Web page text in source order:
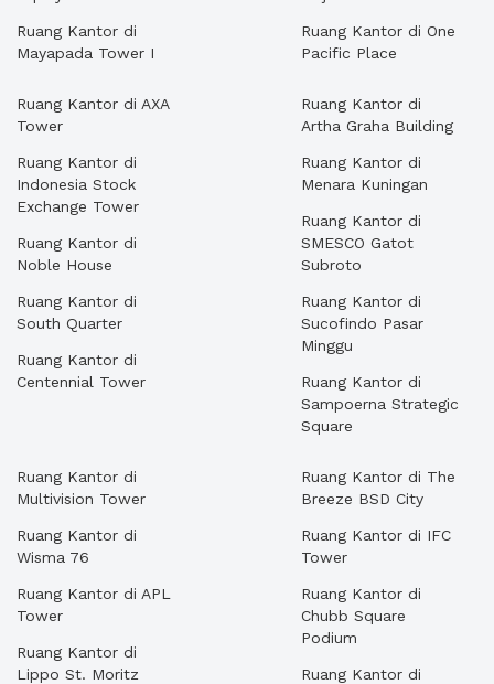
Ruang Kantor di
Mayapada Tower I
Ruang Kantor di One
Pacific Place
Ruang Kantor di AXA
Tower
Ruang Kantor di
Indonesia Stock
Exchange Tower
Ruang Kantor di
Noble House
Ruang Kantor di
South Quarter
Ruang Kantor di
Centennial Tower
Ruang Kantor di
Artha Graha Building
Ruang Kantor di
Menara Kuningan
Ruang Kantor di
SMESCO Gatot
Subroto
Ruang Kantor di
Sucofindo Pasar
Minggu
Ruang Kantor di
Sampoerna Strategic
Square
Ruang Kantor di
Multivision Tower
Ruang Kantor di
Wisma 76
Ruang Kantor di APL
Tower
Ruang Kantor di
Lippo St. Moritz
Ruang Kantor di The
Breeze BSD City
Ruang Kantor di IFC
Tower
Ruang Kantor di
Chubb Square
Podium
Ruang Kantor di